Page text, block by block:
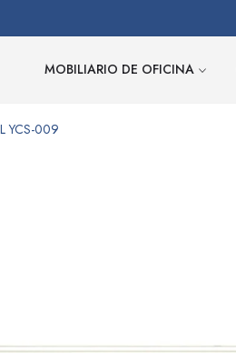
MOBILIARIO DE OFICINA
YCS-009